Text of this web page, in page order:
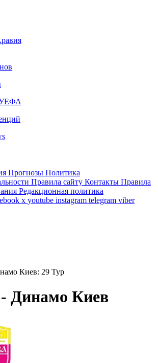
УЕФА
Прогнозы Политика
Правила сайту Контакты Правила
Редакционная политика
x youtube instagram telegram viber
Киев: 29 Тур
Динамо Киев